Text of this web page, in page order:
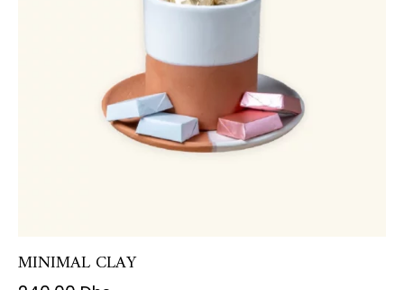
MINIMAL CLAY